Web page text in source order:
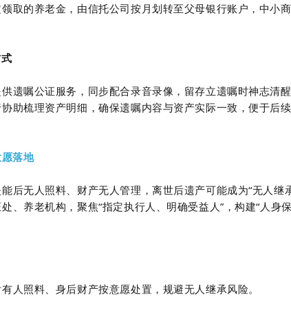
取的养老金，由信托公司按月划转至父母银行账户，中小
遗嘱公证服务，同步配合录音录像，留存立遗嘱时神志清
助梳理资产明细，确保遗嘱内容与资产实际一致，便于后
落地
后无人照料、财产无人管理，离世后遗产可能成为“无人继
、养老机构，聚焦“指定执行人、明确受益人”，构建“人身
人照料、身后财产按意愿处置，规避无人继承风险。